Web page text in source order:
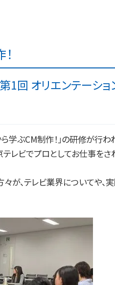
1回 オリエンテーショ
学ぶCM制作！」の研修が行わ
レビでプロとしてお仕事をさ
が、テレビ業界についてや